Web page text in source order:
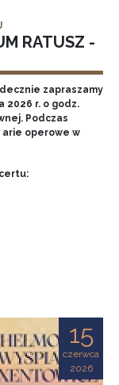
RATUSZ -
zapraszamy
2026 r. o godz.
Podczas
arie operowe w
15
czerwca
2026